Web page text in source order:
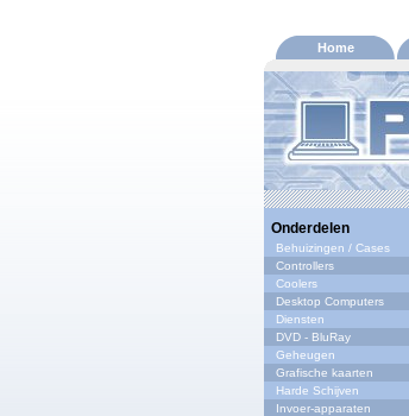
Home
Onderdelen
Behuizingen / Cases
Controllers
Coolers
Desktop Computers
Diensten
DVD - BluRay
Geheugen
Grafische kaarten
Harde Schijven
Invoer-apparaten